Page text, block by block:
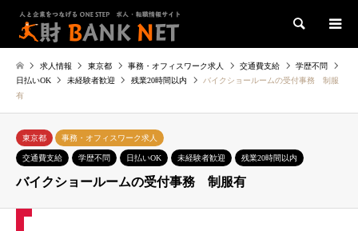
検索
求人情報 東京都 事務・オフィスワーク求人 交通費支給
学歴不問
日払いOK
未経験者歓迎 残業20時間以内
バイクショールームの受付事務 制服
有
東京都 事務・オフィスワーク求人
交通費支給 学歴不問 日払いOK 未経験者歓迎 残業20時間以内
バイクショールームの受付事務 制服有